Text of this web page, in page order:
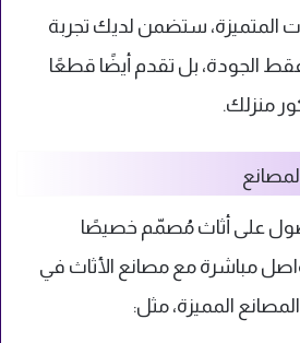
المتميزة، ستضمن لديك تجربة
الجودة، بل تقدم أيضًا قطعًا
منزلك.
على أثاث مُصمّم خصيصًا
مباشرة مع مصانع الأثاث في
المميزة، مثل: